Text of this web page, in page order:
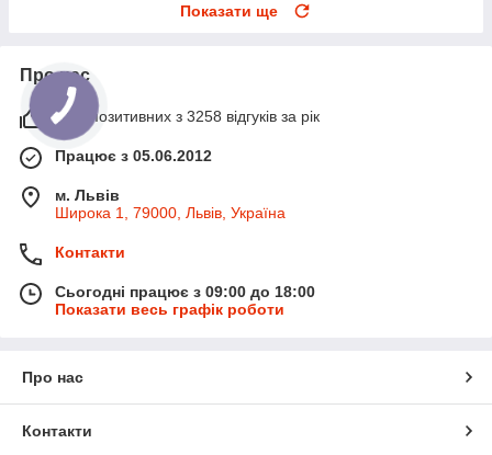
Показати ще
Про нас
95% позитивних з 3258 відгуків за рік
Працює з 05.06.2012
м. Львів
Широка 1, 79000, Львів, Україна
Контакти
Сьогодні працює з 09:00 до 18:00
Показати весь графік роботи
Про нас
Контакти